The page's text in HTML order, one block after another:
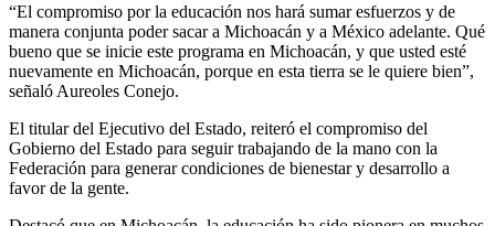
“El compromiso por la educación nos hará sumar esfuerzos y de
manera conjunta poder sacar a Michoacán y a México adelante. Qué
bueno que se inicie este programa en Michoacán, y que usted esté
nuevamente en Michoacán, porque en esta tierra se le quiere bien”,
señaló Aureoles Conejo.
El titular del Ejecutivo del Estado, reiteró el compromiso del
Gobierno del Estado para seguir trabajando de la mano con la
Federación para generar condiciones de bienestar y desarrollo a
favor de la gente.